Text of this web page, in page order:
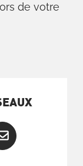
de votre
Courriel